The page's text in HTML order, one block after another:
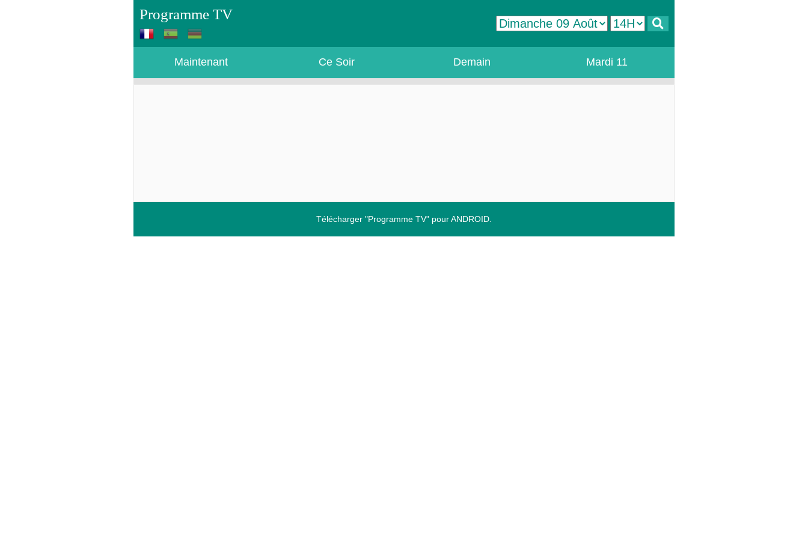
Programme TV
Maintenant Ce Soir Demain Mardi 11
Télécharger "Programme TV" pour ANDROID.